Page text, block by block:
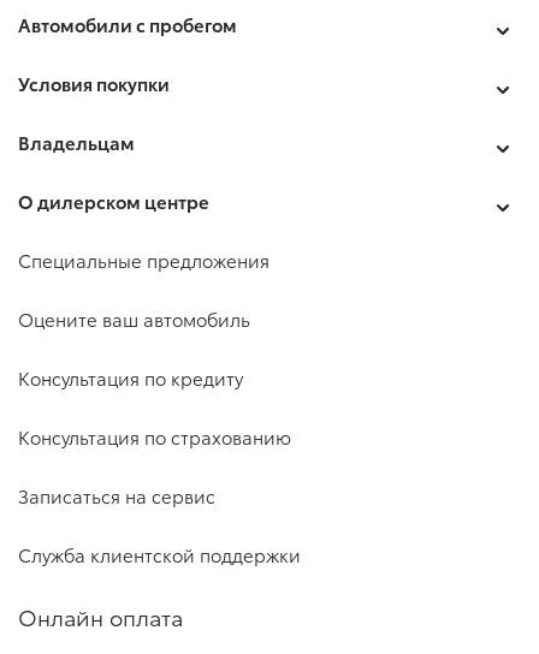
Автомобили с пробегом
Условия покупки
Владельцам
О дилерском центре
Специальные предложения
Оцените ваш автомобиль
Консультация по кредиту
Консультация по страхованию
Записаться на сервис
Служба клиентской поддержки
Онлайн оплата